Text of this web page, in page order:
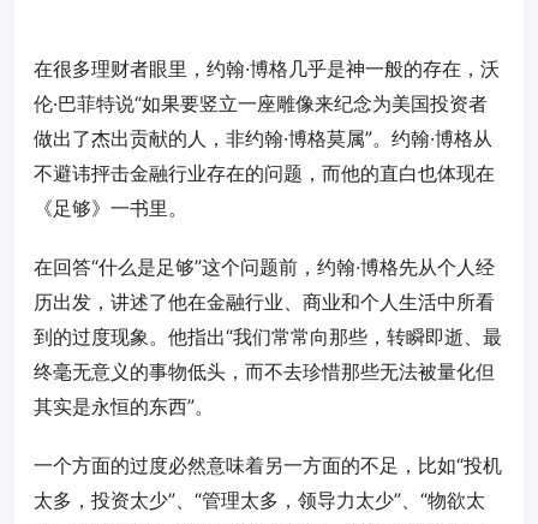
在很多理财者眼里，约翰·博格几乎是神一般的存在，沃
伦·巴菲特说“如果要竖立一座雕像来纪念为美国投资者
做出了杰出贡献的人，非约翰·博格莫属”。约翰·博格从
不避讳抨击金融行业存在的问题，而他的直白也体现在
《足够》一书里。
在回答“什么是足够”这个问题前，约翰·博格先从个人经
历出发，讲述了他在金融行业、商业和个人生活中所看
到的过度现象。他指出“我们常常向那些，转瞬即逝、最
终毫无意义的事物低头，而不去珍惜那些无法被量化但
其实是永恒的东西”。
一个方面的过度必然意味着另一方面的不足，比如“投机
太多，投资太少”、“管理太多，领导力太少”、“物欲太